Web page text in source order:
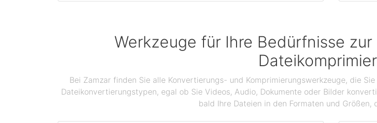
Werkzeuge für Ihre Bedürfnisse
Bei Zamzar finden Sie alle Konvertierungs- und Komprimierungswerkzeuge, die
Dateikonvertierungstypen, egal ob Sie Videos, Audio, Dokumente oder Bilder
bald Ihre Dateien in den Formaten und Größen,